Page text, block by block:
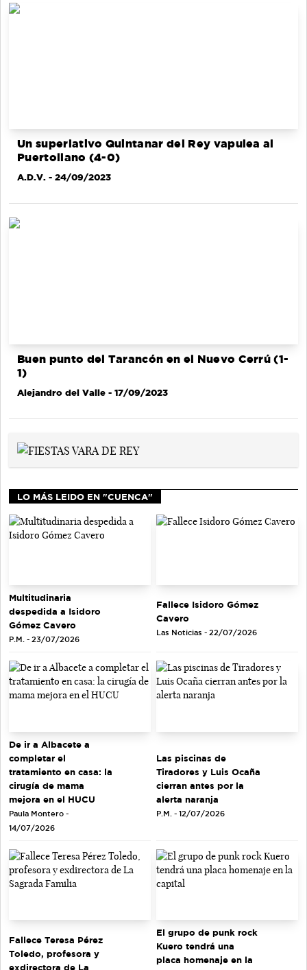
Un superlativo Quintanar del Rey vapulea al
Puertollano (4-0)
A.D.V. - 24/09/2023
Buen punto del Tarancón en el Nuevo Cerrú (1-
1)
Alejandro del Valle - 17/09/2023
LO MÁS LEIDO EN "CUENCA"
Multitudinaria
despedida a Isidoro
Gómez Cavero
P.M. - 23/07/2026
Fallece Isidoro Gómez
Cavero
Las Noticias - 22/07/2026
De ir a Albacete a
completar el
tratamiento en casa: la
cirugía de mama
mejora en el HUCU
Paula Montero -
14/07/2026
Las piscinas de
Tiradores y Luis Ocaña
cierran antes por la
alerta naranja
P.M. - 12/07/2026
Fallece Teresa Pérez
Toledo, profesora y
exdirectora de La
El grupo de punk rock
Kuero tendrá una
placa homenaje en la